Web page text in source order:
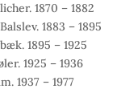
1870 – 1882
1883 – 1895
1895 – 1925
1925 – 1936
1937 – 1977